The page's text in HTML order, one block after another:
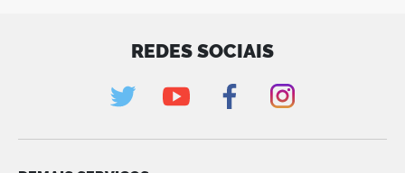
REDES SOCIAIS